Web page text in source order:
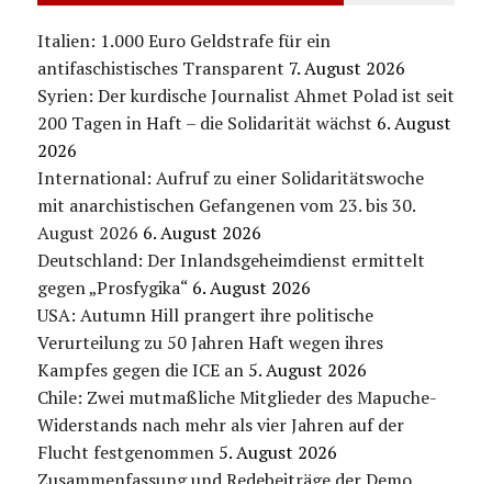
Italien: 1.000 Euro Geldstrafe für ein
antifaschistisches Transparent 7. August 2026
Syrien: Der kurdische Journalist Ahmet Polad ist seit
200 Tagen in Haft – die Solidarität wächst 6. August
2026
International: Aufruf zu einer Solidaritätswoche
mit anarchistischen Gefangenen vom 23. bis 30.
August 2026 6. August 2026
Deutschland: Der Inlandsgeheimdienst ermittelt
gegen „Prosfygika“ 6. August 2026
USA: Autumn Hill prangert ihre politische
Verurteilung zu 50 Jahren Haft wegen ihres
Kampfes gegen die ICE an 5. August 2026
Chile: Zwei mutmaßliche Mitglieder des Mapuche-
Widerstands nach mehr als vier Jahren auf der
Flucht festgenommen 5. August 2026